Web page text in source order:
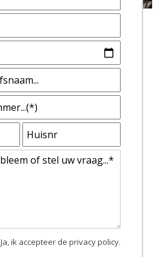
Ja, ik accepteer de privacy policy.